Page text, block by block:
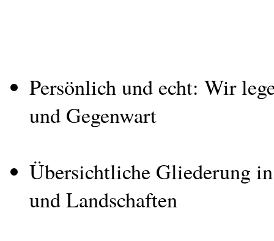
Persönlich und echt: Wir
und Gegenwart
Übersichtliche Gliederung
und Landschaften